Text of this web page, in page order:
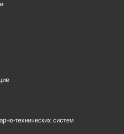
технических систем